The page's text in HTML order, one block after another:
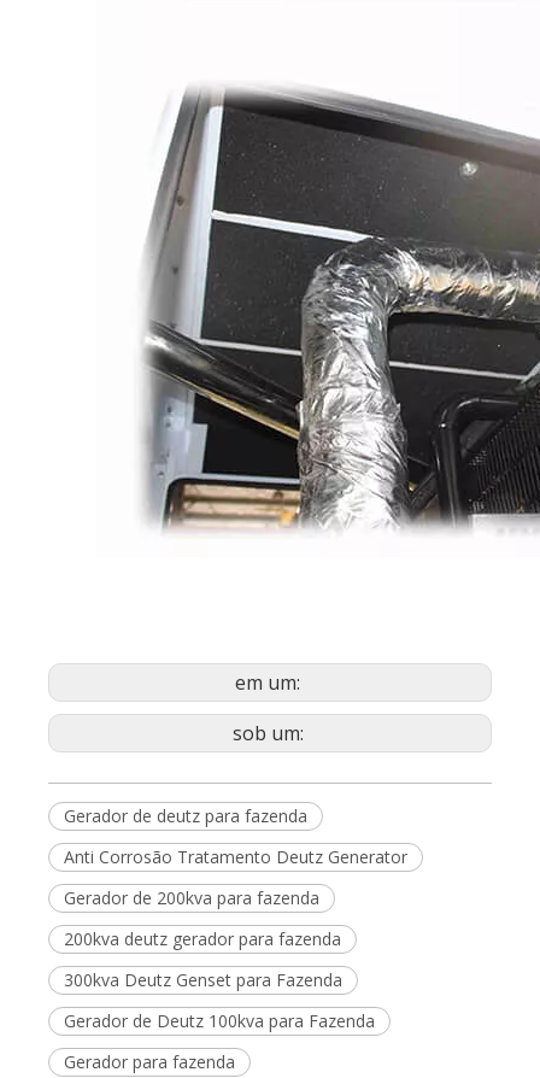
em um:
sob um:
Gerador de deutz para fazenda
Anti Corrosão Tratamento Deutz Generator
Gerador de 200kva para fazenda
200kva deutz gerador para fazenda
300kva Deutz Genset para Fazenda
Gerador de Deutz 100kva para Fazenda
Gerador para fazenda